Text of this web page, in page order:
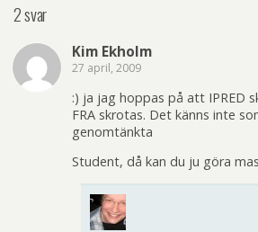
2 svar
Kim Ekholm
27 april, 2009
:) ja jag hoppas på att IPRED
FRA skrotas. Det känns inte
genomtänkta
Student, då kan du ju göra